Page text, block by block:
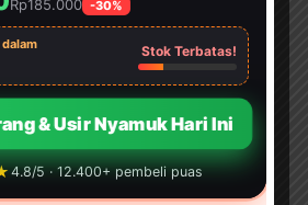
WhatsApp
LinkedIn
X Threads
Share
Rp185.000 -30%
Stok Terbatas!
& Usir Nyamuk Hari Ini
4.8/5 · 12.400+ pembeli puas